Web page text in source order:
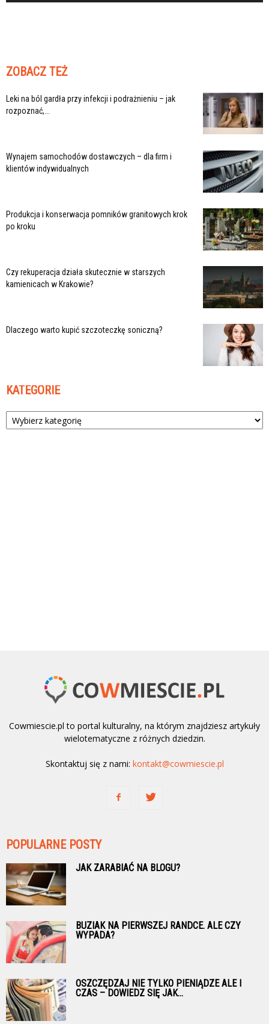
ZOBACZ TEŻ
Leki na ból gardła przy infekcji i podrażnieniu – jak
rozpoznać,...
Wynajem samochodów dostawczych – dla firm i
klientów indywidualnych
Produkcja i konserwacja pomników granitowych krok
po kroku
Czy rekuperacja działa skutecznie w starszych
kamienicach w Krakowie?
Dlaczego warto kupić szczoteczkę soniczną?
KATEGORIE
Kategorie
Cowmiescie.pl to portal kulturalny, na którym znajdziesz artykuły
wielotematyczne z różnych dziedzin.
Skontaktuj się z nami: kontakt@cowmiescie.pl
POPULARNE POSTY
JAK ZARABIAĆ NA BLOGU?
BUZIAK NA PIERWSZEJ RANDCE. ALE CZY
WYPADA?
OSZCZĘDZAJ NIE TYLKO PIENIĄDZE ALE I
CZAS – DOWIEDZ SIĘ JAK...